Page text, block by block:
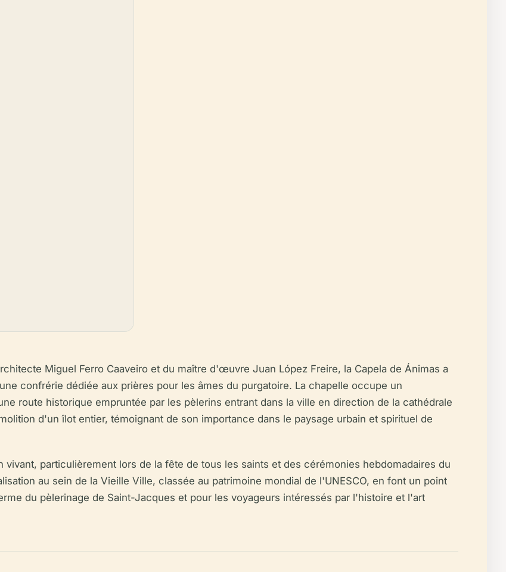
Miguel Ferro Caaveiro et du maître d'œuvre Juan López Freire, la Capela de Ánimas a
confrérie dédiée aux prières pour les âmes du purgatoire. La chapelle occupe un
route historique empruntée par les pèlerins entrant dans la ville en direction de la cathédrale
d'un îlot entier, témoignant de son importance dans le paysage urbain et spirituel de
particulièrement lors de la fête de tous les saints et des cérémonies hebdomadaires du
au sein de la Vieille Ville, classée au patrimoine mondial de l'UNESCO, en font un point
du pèlerinage de Saint-Jacques et pour les voyageurs intéressés par l'histoire et l'art